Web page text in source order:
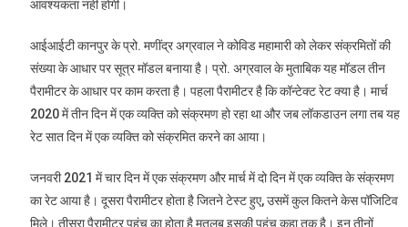
आवश्यकता नहीं होगी।
आईआईटी कानपुर के प्रो. मणींद्र अग्रवाल ने कोविड महामारी को लेकर संक्रमितों की
संख्या के आधार पर सूत्र मॉडल बनाया है। प्रो. अग्रवाल के मुताबिक यह मॉडल तीन
पैरामीटर के आधार पर काम करता है। पहला पैरामीटर है कि कॉन्टेक्ट रेट क्या है। मार्च
2020 में तीन दिन में एक व्यक्ति को संक्रमण हो रहा था और जब लॉकडाउन लगा तब यह
रेट सात दिन में एक व्यक्ति को संक्रमित करने का आया।
जनवरी 2021 में चार दिन में एक संक्रमण और मार्च में दो दिन में एक व्यक्ति के संक्रमण
का रेट आया है। दूसरा पैरामीटर होता है जितने टेस्ट हुए, उसमें कुल कितने केस पॉजिटिव
मिले। तीसरा पैरामीटर पहुंच का होता है मतलब इसकी पहुंच कहा तक है। इन तीनों